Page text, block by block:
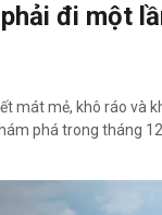
đi một
mát mẻ, khô ráo và
phá trong tháng